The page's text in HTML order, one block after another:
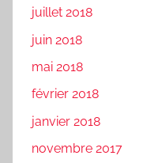
juillet 2018
juin 2018
mai 2018
février 2018
janvier 2018
novembre 2017